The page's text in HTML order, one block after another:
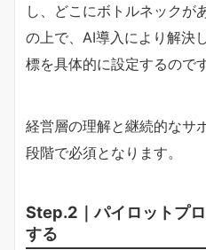
し、どこにボトルネックが
の上で、AI導入により解決
標を具体的に設定するのです
経営層の理解と継続的なサ
段階で必須となります。
Step.2｜パイロットプ
する